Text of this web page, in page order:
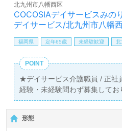
COCOSIAデイサービスみ
デイサービス/北九州市八幡
北九州市八幡西区
福岡県 定年65歳 未経験歓迎 北
POINT
★デイサービス介護職員 / 正
経験・未経験問わず募集してお
形態